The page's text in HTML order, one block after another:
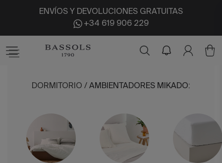
ENVÍOS Y DEVOLUCIONES GRATUITAS
+34 619 906 229
DORMITORIO / AMBIENTADORES MIKADO: